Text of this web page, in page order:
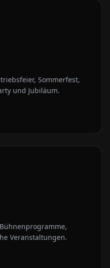
Sommerfest,
und Jubiläum.
Veranstaltungen.